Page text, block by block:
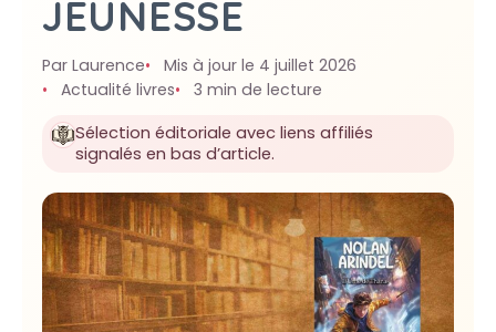
JEUNESSE
Par Laurence
Mis à jour le 4 juillet 2026
Actualité livres
3 min de lecture
Sélection éditoriale avec liens affiliés
signalés en bas d’article.